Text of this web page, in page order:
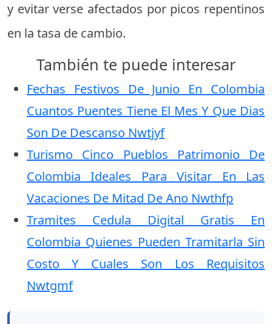
y evitar verse afectados por picos repentinos
en la tasa de cambio.
También te puede interesar
Fechas Festivos De Junio En Colombia
Cuantos Puentes Tiene El Mes Y Que Dias
Son De Descanso Nwtjyf
Turismo Cinco Pueblos Patrimonio De
Colombia Ideales Para Visitar En Las
Vacaciones De Mitad De Ano Nwthfp
Tramites Cedula Digital Gratis En
Colombia Quienes Pueden Tramitarla Sin
Costo Y Cuales Son Los Requisitos
Nwtgmf